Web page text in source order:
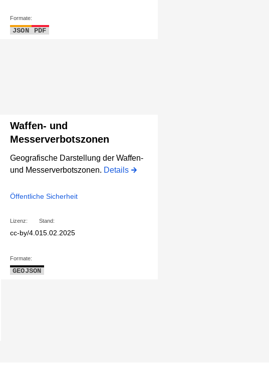
Formate:
JSON PDF
Waffen- und
Messerverbotszonen
Geografische Darstellung der Waffen-
und Messerverbotszonen. Details
Öffentliche Sicherheit
Lizenz:
cc-by/4.0
Stand:
15.02.2025
Formate:
GEOJSON